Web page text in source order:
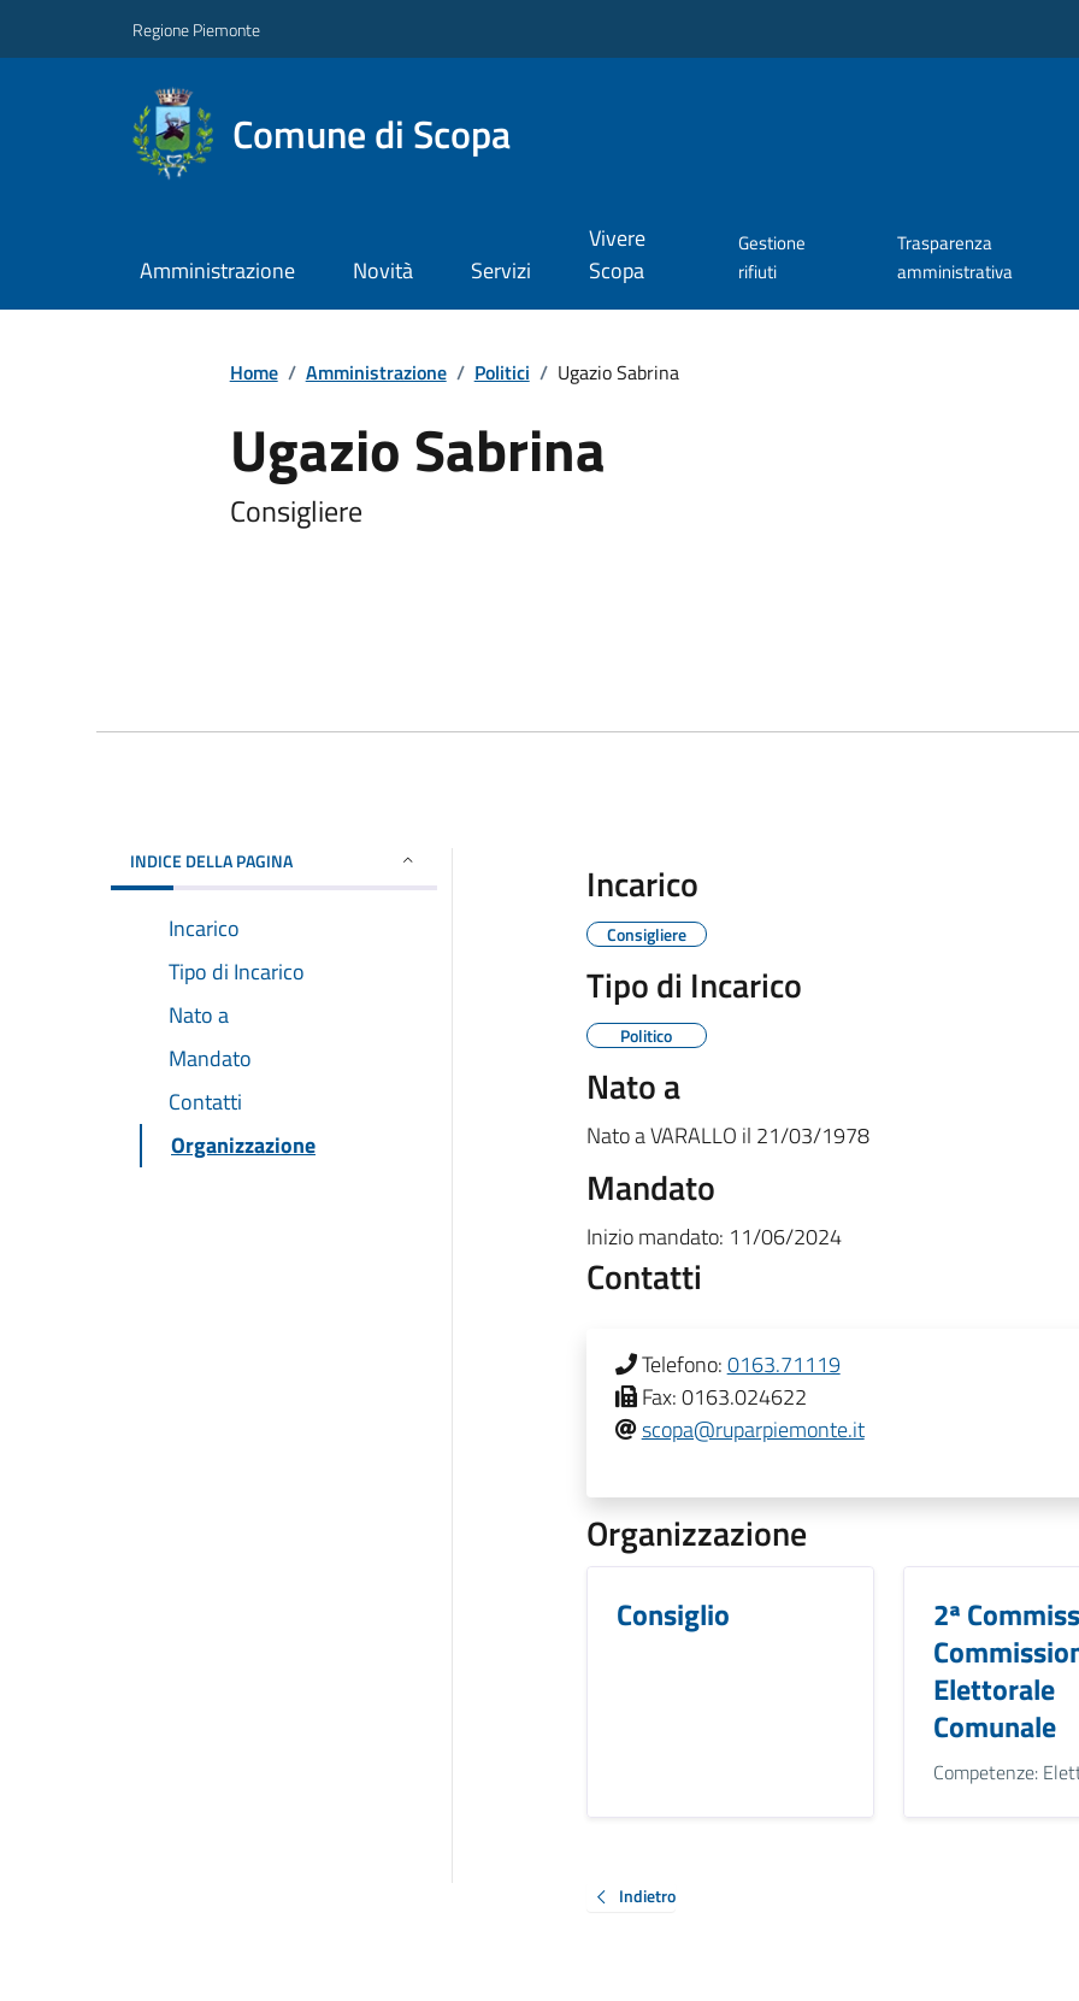
Regione Piemonte
Comune di Scopa
Amministrazione Novità Servizi
Vivere
Scopa
Gestione
rifiuti
Trasparenza
amministrativa
Home / Amministrazione / Politici / Ugazio Sabrina
Ugazio Sabrina
Consigliere
INDICE DELLA PAGINA
Incarico
Tipo di Incarico
Nato a
Mandato
Contatti
Organizzazione
Incarico
Consigliere
Tipo di Incarico
Politico
Nato a
Nato aVARALLO il 21/03/1978
Mandato
Inizio mandato: 11/06/2024
Contatti
Telefono:0163.71119
Fax:0163.024622
scopa@ruparpiemonte.it
Organizzazione
Consiglio
2ª
Elettorale
Comunale
Competenze:
Indietro